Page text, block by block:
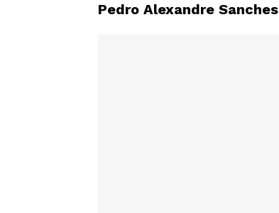
Pedro Alexandre Sanches